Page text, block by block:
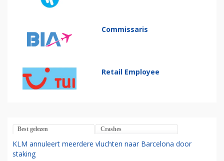
Commissaris
Retail Employee
Best gelezen Crashes
KLM annuleert meerdere vluchten naar Barcelona door
staking